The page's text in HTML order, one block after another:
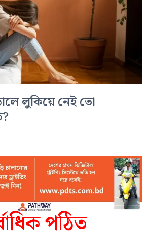
পঠিত
লুকিয়ে নেই তো